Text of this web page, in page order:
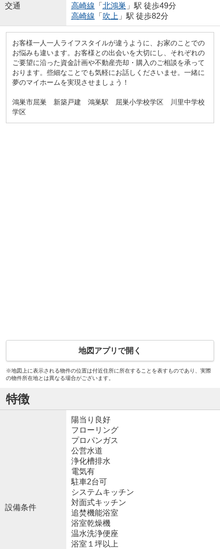
交通
高崎線 「 北鴻巣 」駅 徒歩49分
高崎線 「 吹上 」駅 徒歩82分
お客様一人一人ライフスタイルが違うように、お家のことでの
お悩みも違います。お客様との出会いを大切にし、それぞれの
ご要望に沿った資金計画や不動産売却・購入のご相談を承って
おります。些細なことでも気軽にお話しくださいませ。一緒に
夢のマイホームを実現させましょう！
鴻巣市屈巣 新築戸建 鴻巣駅 屈巣小学校学区 川里中学校
学区
地図アプリで開く
※地図上に表示される物件の位置は付近住所に所在することを表すものであり、実際
の物件所在地とは異なる場合がございます。
特徴
設備条件
陽当り良好
フローリング
プロパンガス
公営水道
浄化槽排水
電気有
駐車2台可
システムキッチン
対面式キッチン
追焚機能浴室
浴室乾燥機
温水洗浄便座
浴室１坪以上